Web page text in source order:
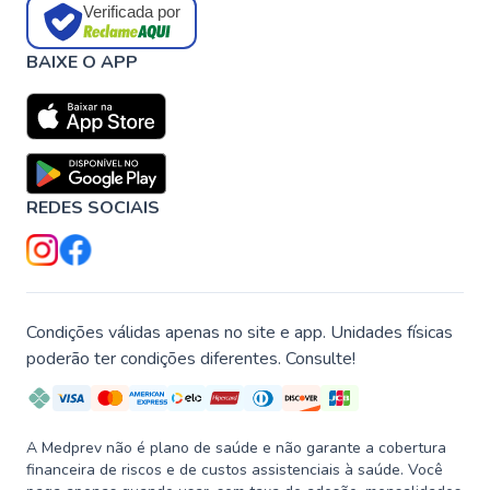
Verificada por
BAIXE O APP
REDES SOCIAIS
Condições válidas apenas no site e app. Unidades físicas
poderão ter condições diferentes. Consulte!
A Medprev não é plano de saúde e não garante a cobertura
financeira de riscos e de custos assistenciais à saúde. Você